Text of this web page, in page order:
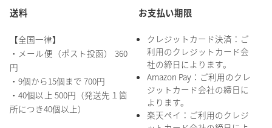
送料
【全国一律】
・メール便（ポスト投函） 360
円
・9個から15個まで 700円
・40個以上 500円（発送先１箇
所につき40個以上）
お支払い期限
クレジットカード決済：ご
利用のクレジットカード会
社の締日によります。
Amazon Pay：ご利用のクレ
ジットカード会社の締日に
よります。
楽天ペイ：ご利用のクレジ